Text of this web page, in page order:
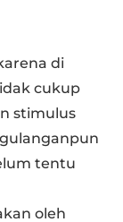
di
cukup
stimulus
tentu
oleh